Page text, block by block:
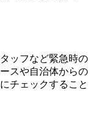
ッフなど緊急時の
スや自治体からの
チェックすること